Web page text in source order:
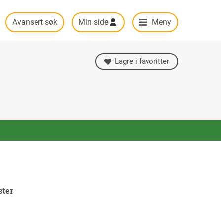
Avansert søk Min side Meny
Lagre i favoritter